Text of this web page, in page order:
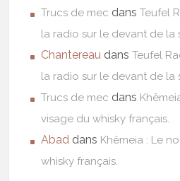
Trucs de mec dansTeufel
la radio sur le devant de la
Chantereau dansTeufel
la radio sur le devant de la
Trucs de mec dans
visage du whisky français.
Abad dans Khêmeia : Le
whisky français.